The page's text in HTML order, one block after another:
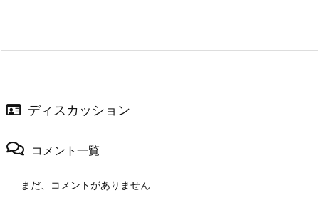
ディスカッション
コメント一覧
まだ、コメントがありません